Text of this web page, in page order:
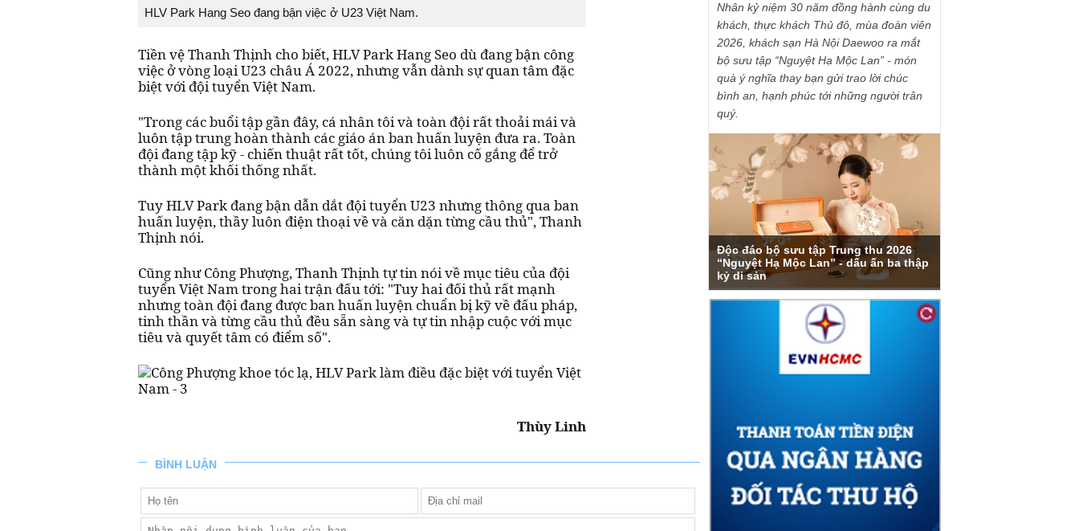
HLV Park Hang Seo đang bận việc ở U23 Việt Nam.
Tiền vệ Thanh Thịnh cho biết, HLV Park Hang Seo dù đang bận công
việc ở vòng loại U23 châu Á 2022, nhưng vẫn dành sự quan tâm đặc
biệt với đội tuyển Việt Nam.
"Trong các buổi tập gần đây, cá nhân tôi và toàn đội rất thoải mái và
luôn tập trung hoàn thành các giáo án ban huấn luyện đưa ra. Toàn
đội đang tập kỹ - chiến thuật rất tốt, chúng tôi luôn cố gắng để trở
thành một khối thống nhất.
Tuy HLV Park đang bận dẫn dắt đội tuyển U23 nhưng thông qua ban
huấn luyện, thầy luôn điện thoại về và căn dặn từng cầu thủ", Thanh
Thịnh nói.
Cũng như Công Phượng, Thanh Thịnh tự tin nói về mục tiêu của đội
tuyển Việt Nam trong hai trận đấu tới: "Tuy hai đối thủ rất mạnh
nhưng toàn đội đang được ban huấn luyện chuẩn bị kỹ về đấu pháp,
tinh thần và từng cầu thủ đều sẵn sàng và tự tin nhập cuộc với mục
tiêu và quyết tâm có điểm số".
Thùy Linh
BÌNH LUẬN
Nhân kỷ niệm 30 năm đồng hành cùng du
khách, thực khách Thủ đô, mùa đoàn viên
2026, khách sạn Hà Nội Daewoo ra mắt
bộ sưu tập “Nguyệt Hạ Mộc Lan” - món
quà ý nghĩa thay bạn gửi trao lời chúc
bình an, hạnh phúc tới những người trân
quý.
Độc đáo bộ sưu tập Trung thu 2026
“Nguyệt Hạ Mộc Lan” - dấu ấn ba thập
kỷ di sản